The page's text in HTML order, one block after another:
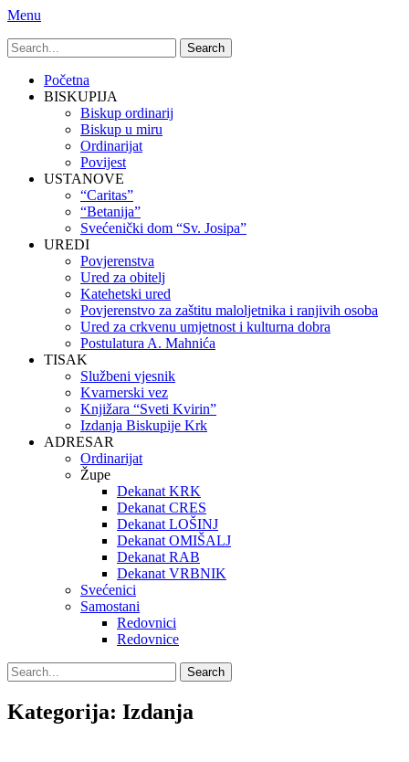
Menu
Search
for:
Primary
Menu
Skip
Početna
BISKUPIJA
Biskup ordinarij
Biskup u miru
Ordinarijat
Povijest
USTANOVE
“Caritas”
“Betanija”
Svećenički dom “Sv. Josipa”
UREDI
Povjerenstva
Ured za obitelj
Katehetski ured
Povjerenstvo za zaštitu maloljetnika i ranjivih osoba
Ured za crkvenu umjetnost i kulturna dobra
Postulatura A. Mahnića
TISAK
Službeni vjesnik
Kvarnerski vez
Knjižara “Sveti Kvirin”
Izdanja Biskupije Krk
ADRESAR
Ordinarijat
Župe
Dekanat KRK
Dekanat CRES
Dekanat LOŠINJ
Dekanat OMIŠALJ
Dekanat RAB
Dekanat VRBNIK
Svećenici
Samostani
Redovnici
Redovnice
Search
Search
for:
Kategorija: Izdanja